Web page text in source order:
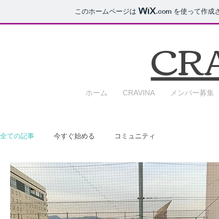
このホームページは .com を使って作成
ホーム CRAVINA メンバー募集
全ての記事 今すぐ始める コミュニティ